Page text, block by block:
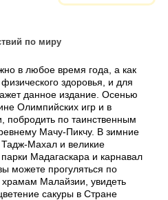
по миру
в любое время года, а как
здоровья, и для
данное издание. Осенью
Олимпийских игр и в
побродить по таинственным
Мачу-Пикчу. В зимние
Махал и великие
Мадагаскара и карнавал
можете прогуляться по
Малайзии, увидеть
сакуры в Стране